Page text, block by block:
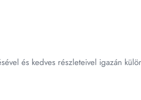
és kedves részleteivel igazán